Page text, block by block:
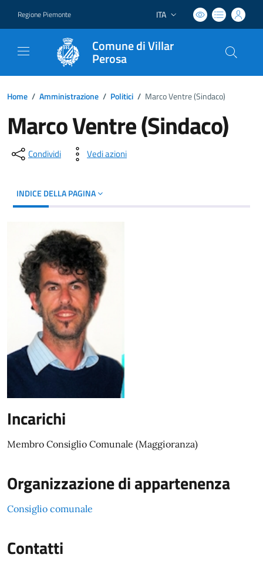
Regione Piemonte Lingua attiva:
ITA
Comune di Villar
Perosa
Home / Amministrazione / Politici / Marco Ventre (Sindaco)
Marco Ventre (Sindaco)
Condividi Vedi azioni
INDICE DELLA PAGINA
Incarichi
Membro Consiglio Comunale (Maggioranza)
Organizzazione di appartenenza
Consiglio comunale
Contatti